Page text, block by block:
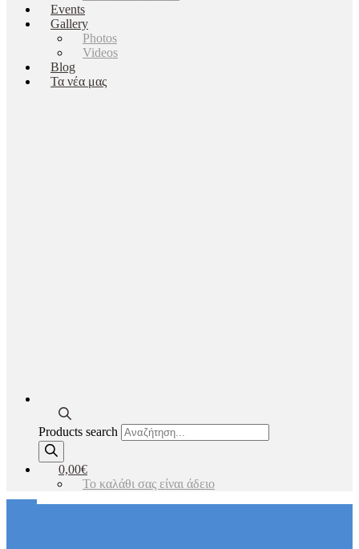
Events
Gallery
Photos
Videos
Blog
Τα νέα μας
Products search
0,00€
Το καλάθι σας είναι άδειο